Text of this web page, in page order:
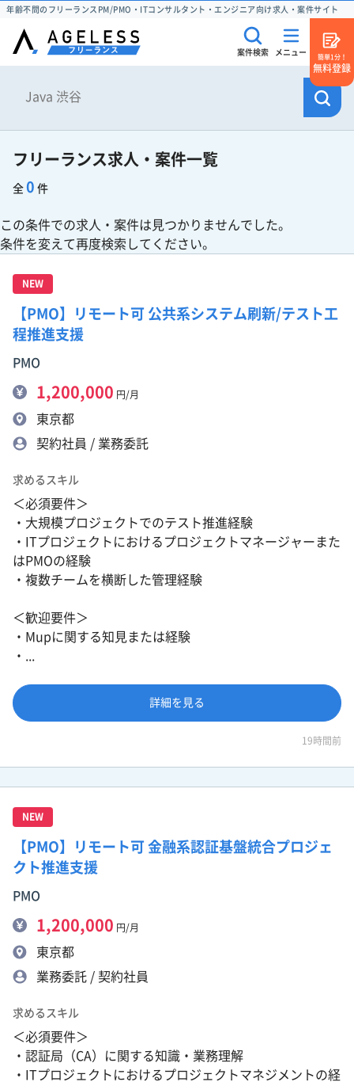
年齢不問のフリーランスPM/PMO・ITコンサルタント・エンジニア向け求人・案件サイト
案件検索 メニュー
簡単1分！
無料登録
フリーランス求人・案件一覧
全 0 件
この条件での求人・案件は見つかりませんでした。
条件を変えて再度検索してください。
NEW
【PMO】リモート可 公共系システム刷新/テスト工
程推進支援
PMO
1,200,000 円/月
東京都
契約社員 / 業務委託
求めるスキル
＜必須要件＞
・大規模プロジェクトでのテスト推進経験
・ITプロジェクトにおけるプロジェクトマネージャーまた
はPMOの経験
・複数チームを横断した管理経験
＜歓迎要件＞
・Mupに関する知見または経験
・...
詳細を見る
19時間前
NEW
【PMO】リモート可 金融系認証基盤統合プロジェ
クト推進支援
PMO
1,200,000 円/月
東京都
業務委託 / 契約社員
求めるスキル
＜必須要件＞
・認証局（CA）に関する知識・業務理解
・ITプロジェクトにおけるプロジェクトマネジメントの経